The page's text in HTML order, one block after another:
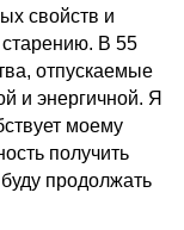
свойств и
В 55
отпускаемые
и энергичной. Я
моему
получить
продолжать